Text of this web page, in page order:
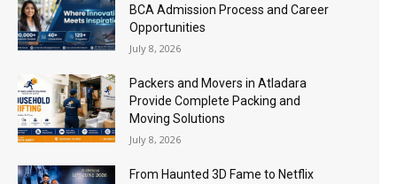
BCA Admission Process and Career
Opportunities
July 8, 2026
Packers and Movers in Atladara
Provide Complete Packing and
Moving Solutions
July 8, 2026
From Haunted 3D Fame to Netflix